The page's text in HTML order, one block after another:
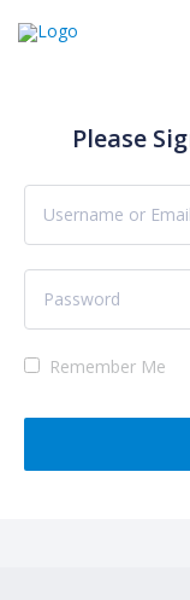
Please
Remember Me